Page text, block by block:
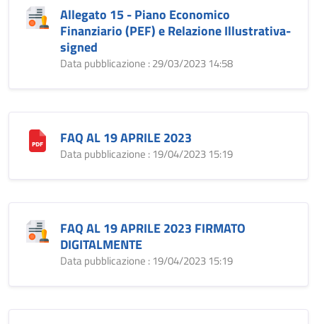
Allegato 15 - Piano Economico
Finanziario (PEF) e Relazione Illustrativa-
signed
Data pubblicazione : 29/03/2023 14:58
FAQ AL 19 APRILE 2023
Data pubblicazione : 19/04/2023 15:19
FAQ AL 19 APRILE 2023 FIRMATO
DIGITALMENTE
Data pubblicazione : 19/04/2023 15:19